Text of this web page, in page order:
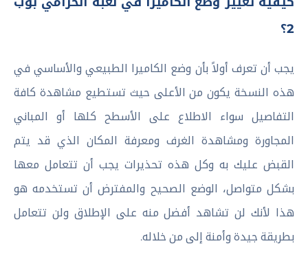
2؟
يجب أن تعرف أولاً بأن وضع الكاميرا الطبيعي والأساسي في
هذه النسخة يكون من الأعلى حيث تستطيع مشاهدة كافة
التفاصيل سواء الاطلاع على الأسطح كلها أو المباني
المجاورة ومشاهدة الغرف ومعرفة المكان الذي قد يتم
القبض عليك به وكل هذه تحذيرات يجب أن تتعامل معها
بشكل متواصل، الوضع الصحيح والمفترض أن تستخدمه هو
هذا لأنك لن تشاهد أفضل منه على الإطلاق ولن تتعامل
بطريقة جيدة وأمنة إلى من خلاله.